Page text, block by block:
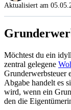
Aktualisiert am
Möchtest du ein
zentral gelegene
Grunderwerbsteuer
Abgabe handelt es
wird, wenn ein
den die